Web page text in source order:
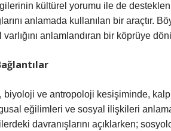
kültürel yorumu ile de
anlamada kullanılan bir araçtır.
anlamlandıran bir köprüye
biyoloji ve antropoloji kesişiminde,
eğilimleri ve sosyal ilişkileri
davranışlarını açıklarken;